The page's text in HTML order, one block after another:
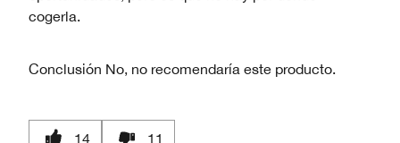
cogerla.
Conclusión No, no recomendaría este producto.
14 11